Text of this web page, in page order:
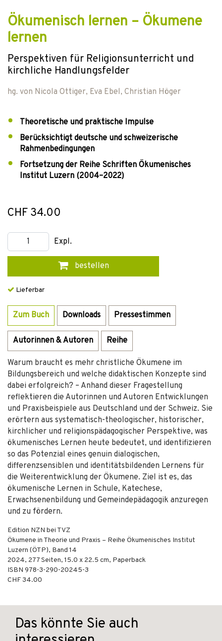
Ökumenisch lernen – Ökumene
lernen
Perspektiven für Religionsunterricht und
kirchliche Handlungsfelder
hg. von Nicola Ottiger, Eva Ebel, Christian Höger
Theoretische und praktische Impulse
Berücksichtigt deutsche und schweizerische
Rahmenbedingungen
Fortsetzung der Reihe Schriften Ökumenisches
Institut Luzern (2004–2022)
CHF 34.00
Expl.
bestellen
Lieferbar
Zum Buch Downloads Pressestimmen
Autorinnen & Autoren Reihe
Warum braucht es mehr christliche Ökumene im
Bildungsbereich und welche didaktischen Konzepte sind
dabei erfolgreich? – Anhand dieser Fragestellung
reflektieren die Autorinnen und Autoren Entwicklungen
und Praxisbeispiele aus Deutschland und der Schweiz. Sie
erörtern aus systematisch-theologischer, historischer,
kirchlicher und religionspädagogischer Perspektive, was
ökumenisches Lernen heute bedeutet, und identifizieren
so das Potenzial eines genuin dialogischen,
differenzsensiblen und identitätsbildenden Lernens für
die Weiterentwicklung der Ökumene. Ziel ist es, das
ökumenische Lernen in Schule, Katechese,
Erwachsenenbildung und Gemeindepädagogik anzuregen
und zu fördern.
Edition NZN bei TVZ
Ökumene in Theorie und Praxis – Reihe Ökumenisches Institut
Luzern (ÖTP), Band 14
2024, 277Seiten, 15.0 x 22.5 cm, Paperback
ISBN 978-3-290-20245-3
CHF 34.00
Das könnte Sie auch